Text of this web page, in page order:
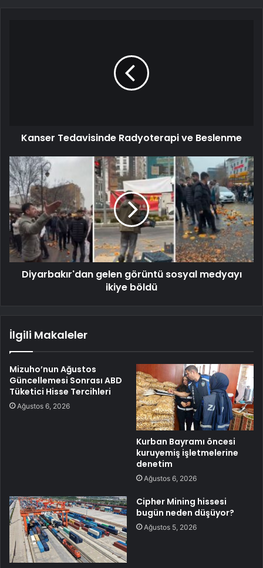
Kanser Tedavisinde Radyoterapi ve Beslenme
Diyarbakır'dan gelen görüntü sosyal medyayı
ikiye böldü
İlgili Makaleler
Mizuho’nun Ağustos
Güncellemesi Sonrası ABD
Tüketici Hisse Tercihleri
Ağustos 6, 2026
Kurban Bayramı öncesi
kuruyemiş işletmelerine
denetim
Ağustos 6, 2026
Cipher Mining hissesi
bugün neden düşüyor?
Ağustos 5, 2026